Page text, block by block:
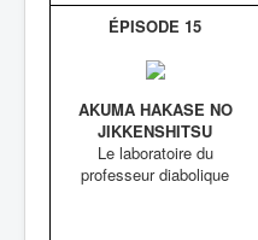
ÉPISODE 15
AKUMA HAKASE NO
JIKKENSHITSU
Le laboratoire du
professeur diabolique